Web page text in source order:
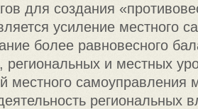
для создания
усиление местного
более равновесного
региональных и местных
местного самоуправления
региональных